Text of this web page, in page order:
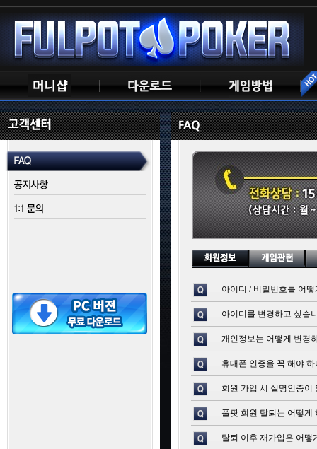
아이디 / 비밀번호를 어
아이디를 변경하고 싶습
개인정보는 어떻게 변경
휴대폰 인증을 꼭 해야 하
회원 가입 시 실명인증이
풀팟 회원 탈퇴는 어떻게
탈퇴 이후 재가입은 어떻